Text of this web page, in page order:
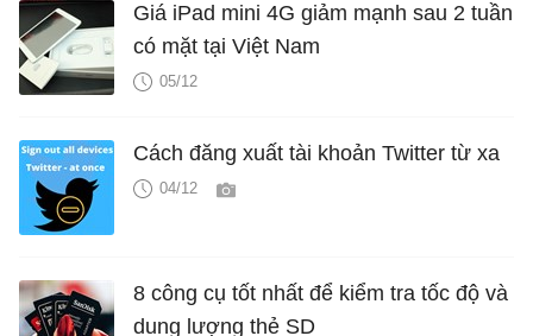
Giá iPad mini 4G giảm mạnh sau 2 tuần
có mặt tại Việt Nam
05/12
Cách đăng xuất tài khoản Twitter từ xa
04/12
8 công cụ tốt nhất để kiểm tra tốc độ và
dung lượng thẻ SD